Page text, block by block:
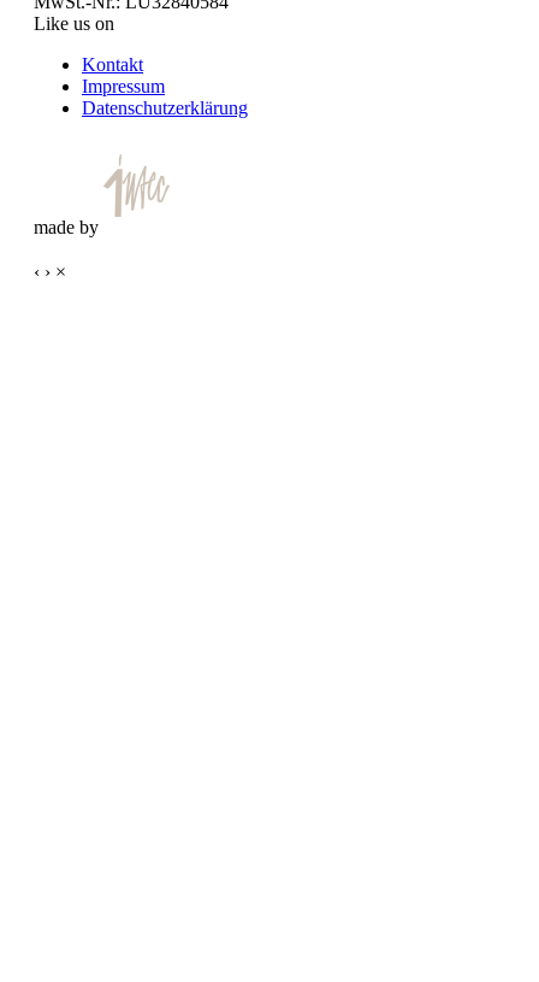
Like us on
Kontakt
Impressum
Datenschutzerklärung
made by
‹ › ×